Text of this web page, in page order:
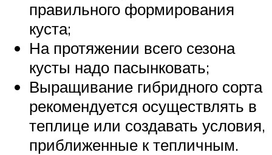
правильного формирования
куста;
На протяжении всего сезона
кусты надо пасынковать;
Выращивание гибридного сорта
рекомендуется осуществлять в
теплице или создавать условия,
приближенные к тепличным.